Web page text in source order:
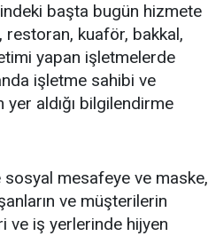
başta bugün hizmete
kuaför, bakkal,
yapan işletmelerde
işletme sahibi ve
aldığı bilgilendirme
sosyal mesafeye ve maske,
ve müşterilerin
ve iş yerlerinde hijyen